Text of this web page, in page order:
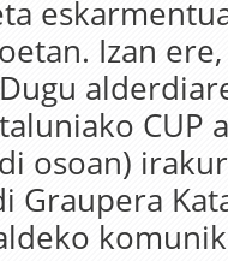
Izan ere,
CUP
osoan)
Graupera